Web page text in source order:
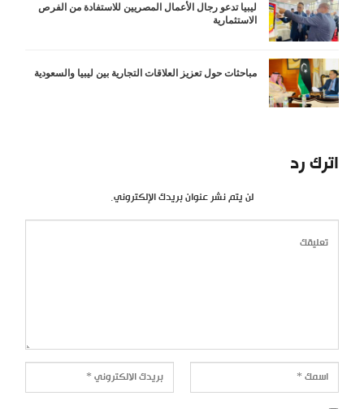
ليبيا تدعو رجال الأعمال المصريين للاستفادة من الفرص
الاستثمارية
مباحثات حول تعزيز العلاقات التجارية بين ليبيا والسعودية
اترك رد
لن يتم نشر عنوان بريدك الإلكتروني.